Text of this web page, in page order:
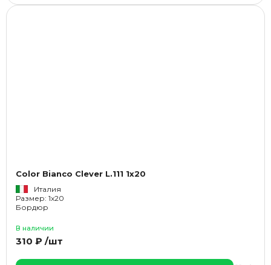
Color Bianco Clever L.111 1x20
Италия
Размер: 1x20
Бордюр
В наличии
310 ₽ /шт